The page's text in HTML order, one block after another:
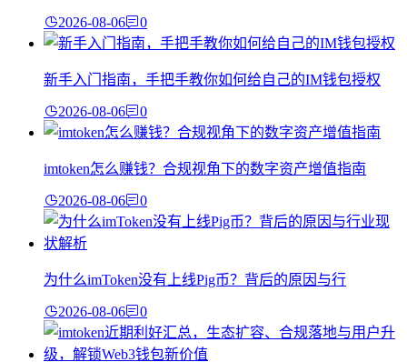
2026-08-06 0
新手入门指南，手把手教你如何给自己的IM钱包授权
2026-08-06 0
imtoken怎么赚钱？合规视角下的数字资产增值指南
2026-08-06 0
为什么imToken没有上线Pig币？背后的原因与行
2026-08-06 0